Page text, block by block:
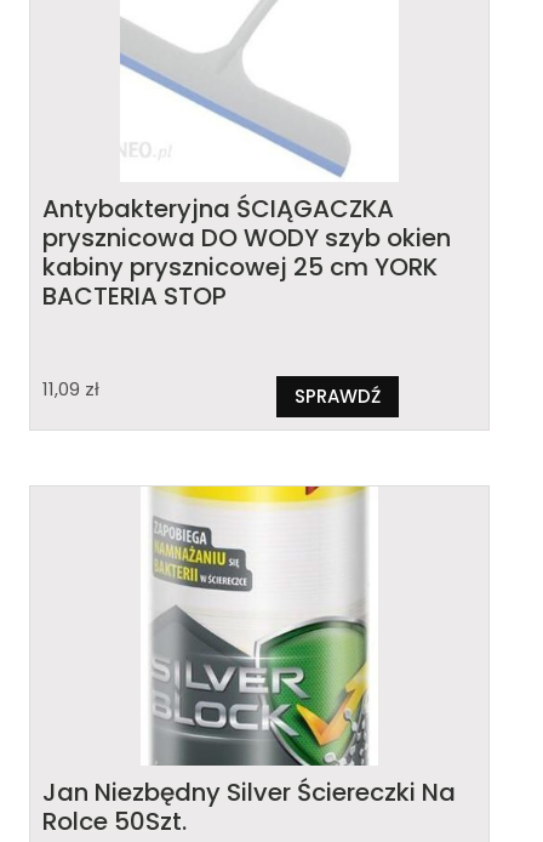
Antybakteryjna ŚCIĄGACZKA
prysznicowa DO WODY szyb okien
kabiny prysznicowej 25 cm YORK
BACTERIA STOP
11,09 zł SPRAWDŹ
Jan Niezbędny Silver Ściereczki Na
Rolce 50Szt.